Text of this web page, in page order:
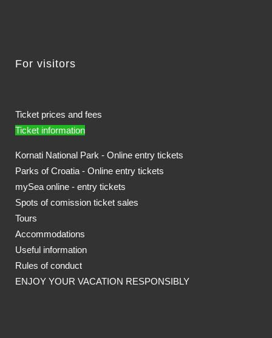
For visitors
Ticket prices and fees
Ticket information
Kornati National Park - Online entry tickets
Parks of Croatia - Online entry tickets
mySea online - entry tickets
Spots of comission ticket sales
Tours
Accommodations
Useful information
Rules of conduct
ENJOY YOUR VACATION RESPONSIBLY